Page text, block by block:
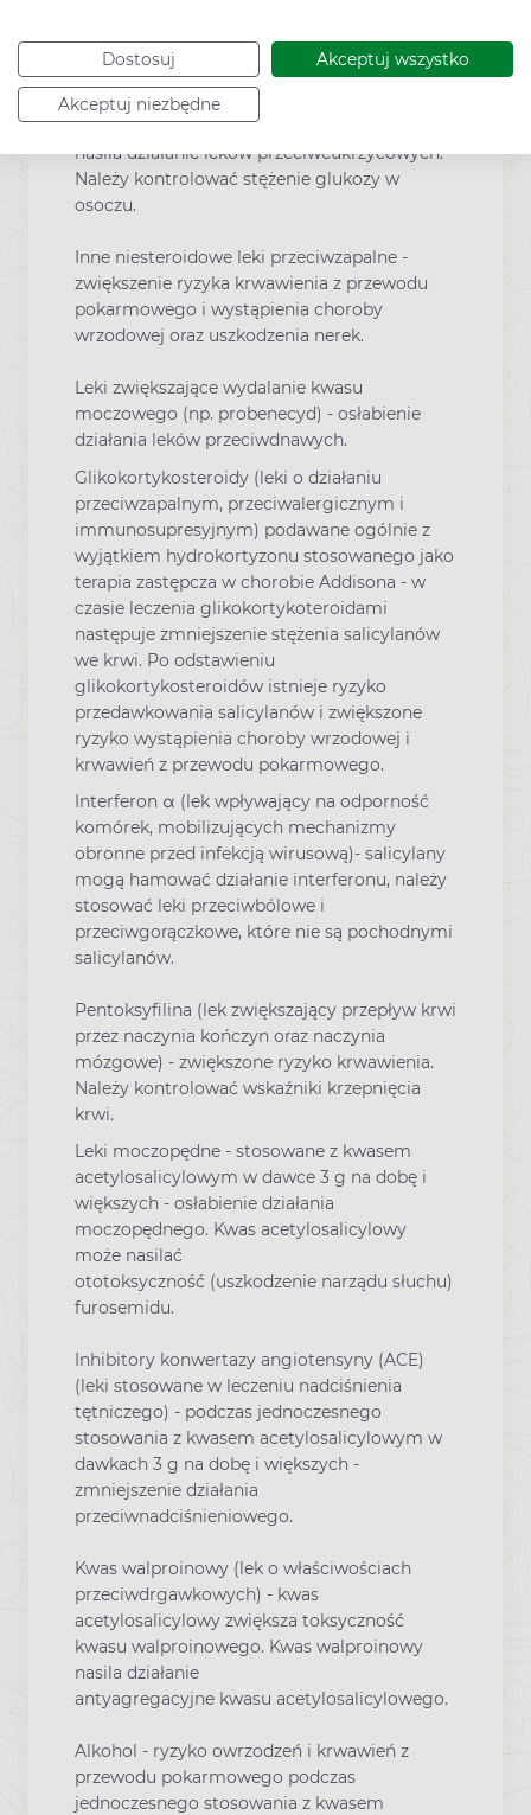
Dostosuj Akceptuj wszystko
Akceptuj niezbędne
względu na właściwości hipoglikemizujące
(zmniejszania stężenie glukozy w krwi) oraz
wypieranie sulfonylomocznika z połączeń z
białkami osocza, kwas acetylosalicylowy
nasila działanie leków przeciwcukrzycowych.
Należy kontrolować stężenie glukozy w
osoczu.
Inne niesteroidowe leki przeciwzapalne -
zwiększenie ryzyka krwawienia z przewodu
pokarmowego i wystąpienia choroby
wrzodowej oraz uszkodzenia nerek.
Leki zwiększające wydalanie kwasu
moczowego (np. probenecyd) - osłabienie
działania leków przeciwdnawych.
Glikokortykosteroidy (leki o działaniu
przeciwzapalnym, przeciwalergicznym i
immunosupresyjnym) podawane ogólnie z
wyjątkiem hydrokortyzonu stosowanego jako
terapia zastępcza w chorobie Addisona - w
czasie leczenia glikokortykoteroidami
następuje zmniejszenie stężenia salicylanów
we krwi. Po odstawieniu
glikokortykosteroidów istnieje ryzyko
przedawkowania salicylanów i zwiększone
ryzyko wystąpienia choroby wrzodowej i
krwawień z przewodu pokarmowego.
Interferon α (lek wpływający na odporność
komórek, mobilizujących mechanizmy
obronne przed infekcją wirusową)- salicylany
mogą hamować działanie interferonu, należy
stosować leki przeciwbólowe i
przeciwgorączkowe, które nie są pochodnymi
salicylanów.
Pentoksyfilina (lek zwiększający przepływ krwi
przez naczynia kończyn oraz naczynia
mózgowe) - zwiększone ryzyko krwawienia.
Należy kontrolować wskaźniki krzepnięcia
krwi.
Leki moczopędne - stosowane z kwasem
acetylosalicylowym w dawce 3 g na dobę i
większych - osłabienie działania
moczopędnego. Kwas acetylosalicylowy
może nasilać
ototoksyczność (uszkodzenie narządu słuchu)
furosemidu.
Inhibitory konwertazy angiotensyny (ACE)
(leki stosowane w leczeniu nadciśnienia
tętniczego) - podczas jednoczesnego
stosowania z kwasem acetylosalicylowym w
dawkach 3 g na dobę i większych -
zmniejszenie działania
przeciwnadciśnieniowego.
Kwas walproinowy (lek o właściwościach
przeciwdrgawkowych) - kwas
acetylosalicylowy zwiększa toksyczność
kwasu walproinowego. Kwas walproinowy
nasila działanie
antyagregacyjne kwasu acetylosalicylowego.
Alkohol - ryzyko owrzodzeń i krwawień z
przewodu pokarmowego podczas
jednoczesnego stosowania z kwasem